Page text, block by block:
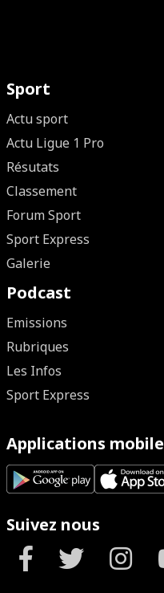
Sport
Actu sport
Actu Ligue 1 Pro
Résutats
Classement
Forum Sport
Sport Express
Galerie
Podcast
Emissions
Rubriques
Les Infos
Sport Express
Applications mobile
Suivez nous